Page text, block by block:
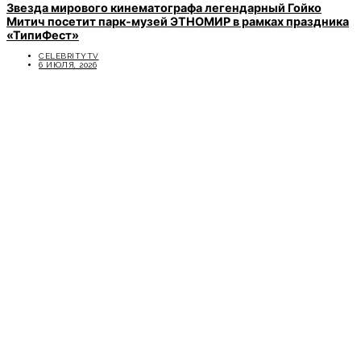
Звезда мирового кинематографа легендарный Гойко
Митич посетит парк-музей ЭТНОМИР в рамках праздника
«ТипиФест»
CELEBRITYTV
6 ИЮЛЯ, 2026